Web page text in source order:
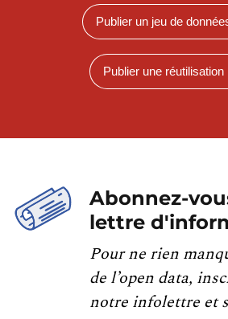
Publier un jeu de
Publier une réutilisation
Abonnez-
lettre
Pour ne rien
de l’open data,
notre infolettre et